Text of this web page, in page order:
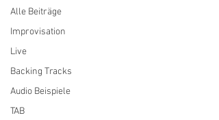
Alle Beiträge
Improvisation
Live
Backing Tracks
Audio Beispiele
TAB